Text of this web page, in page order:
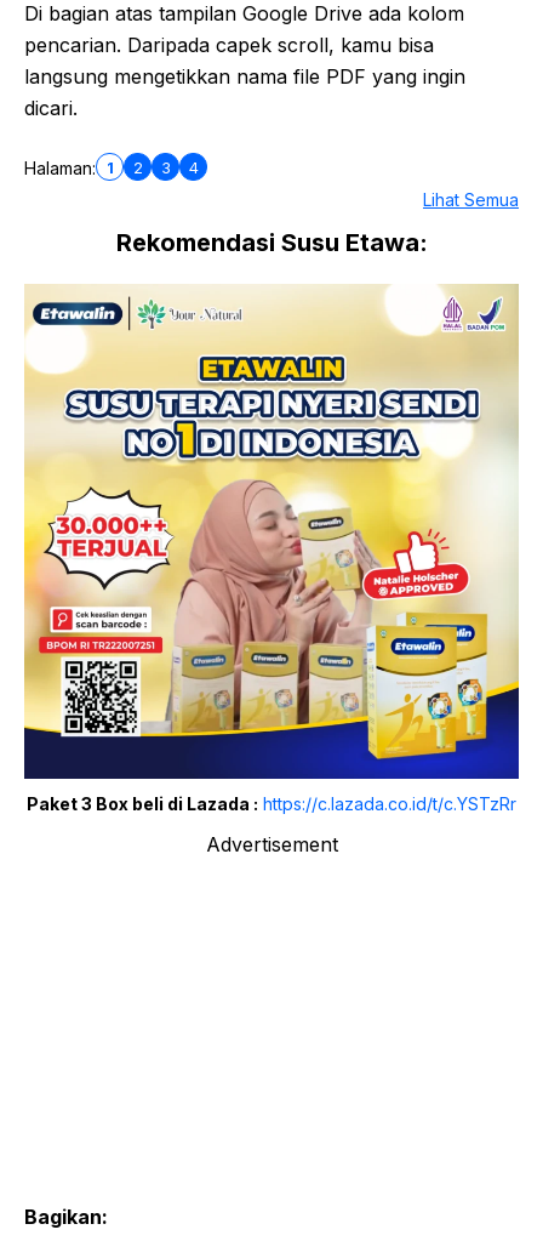
Di bagian atas tampilan Google Drive ada kolom
pencarian. Daripada capek scroll, kamu bisa
langsung mengetikkan nama file PDF yang ingin
dicari.
Halaman: 1 2 3 4
Lihat Semua
Rekomendasi Susu Etawa:
Paket 3 Box beli di Lazada : https://c.lazada.co.id/t/c.YSTzRr
Advertisement
Bagikan: